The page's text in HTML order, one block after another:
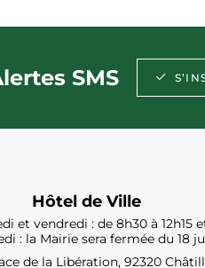
SMS
Hôtel de Ville
et vendredi : de 8h30 à 12h15
: la Mairie sera fermée du 18
de la Libération, 92320